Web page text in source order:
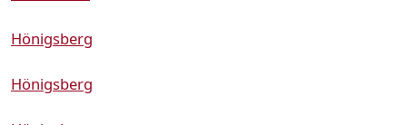
Hönigsberg
Hönigsberg